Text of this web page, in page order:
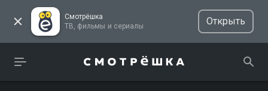
Смотрёшка
ТВ, фильмы и сериалы
Открыть